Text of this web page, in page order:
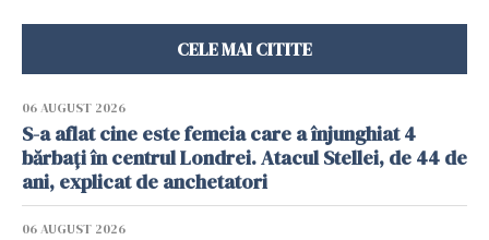
CELE MAI CITITE
06 AUGUST 2026
S-a aflat cine este femeia care a înjunghiat 4
bărbați în centrul Londrei. Atacul Stellei, de 44 de
ani, explicat de anchetatori
06 AUGUST 2026